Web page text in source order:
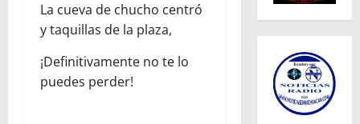
La cueva de chucho centró
y taquillas de la plaza,
¡Definitivamente no te lo
puedes perder!